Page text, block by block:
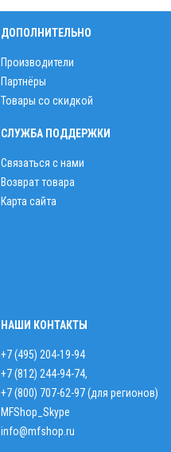
ДОПОЛНИТЕЛЬНО
Производители
Партнёры
Товары со скидкой
СЛУЖБА ПОДДЕРЖКИ
Связаться с нами
Возврат товара
Карта сайта
НАШИ КОНТАКТЫ
+7 (495) 204-19-94
+7 (812) 244-94-74,
+7 (800) 707-62-97 (для регионов)
MFShop_Skype
info@mfshop.ru